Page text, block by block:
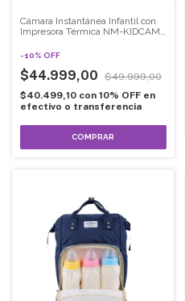
Cámara Instantánea Infantil con
Impresora Térmica NM-KIDCAM-
-10% OFF
$44.999,00
$49.999,00
$40.499,10 con 10% OFF en
efectivo o transferencia